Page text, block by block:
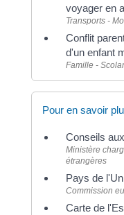
voyager en
Transports -
Conflit
d'un enfant
Famille -
Pour en savoir
Conseils
Ministère
étrangères
Pays de
Commission
Carte de